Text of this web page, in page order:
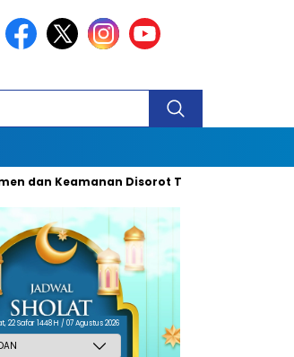
Disorot Tajam
22 Safar 1448 H / 07 Agustus 2026